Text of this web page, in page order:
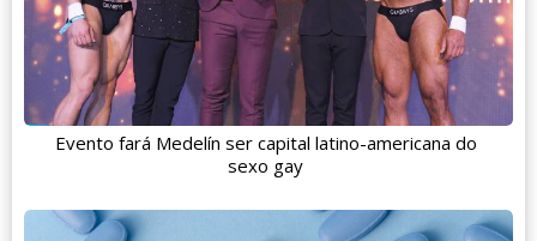
Evento fará Medelín ser capital latino-americana do
sexo gay